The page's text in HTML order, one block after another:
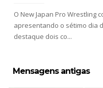
RESPEITO E
Penta superam
e JD McDonagh
O New Japan Pro Wrestling
apresentando o sétimo dia
destaque dois co...
Mensagens antigas